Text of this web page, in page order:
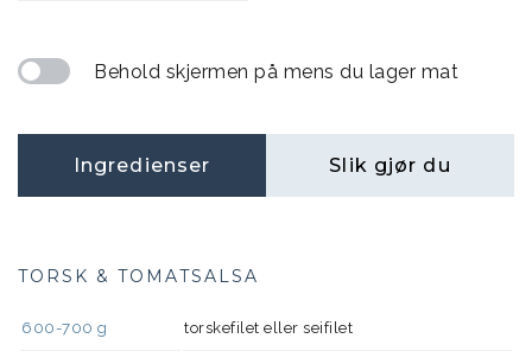
Behold skjermen på mens du lager mat
Ingredienser Slik gjør du
TORSK & TOMATSALSA
600-700 g torskefilet eller seifilet